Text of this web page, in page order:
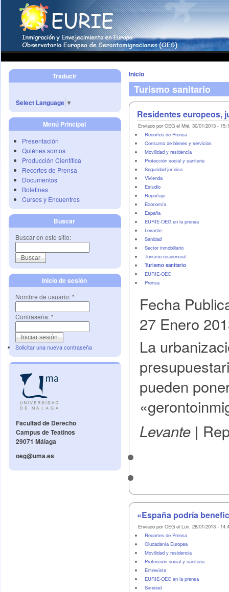
Traducir
Select Language ▼
Menú Principal
Presentación
Quiénes somos
Producción Científica
Recortes de Prensa
Documentos
Boletines
Cursos y Encuentros
Buscar
Buscar en este sitio:
Inicio de sesión
Nombre de usuario:*
Contraseña:*
Solicitar una nueva contraseña
Facultad de Derecho
Campus de Teatinos
29071 Málaga
oeg@uma.es
Inicio
Turismo sanitario
Residentes europeos,
Enviado por OEG el Mié, 30/01/2013 -
Recortes de Prensa
Consumo de bienes y servicios
Movilidad y residencia
Protección social y sanitaria
Seguridad jurídica
Vivienda
Estudio
Reportaje
Economí­a
España
EURIE-OEG en la prensa
Levante
Sanidad
Sector inmobiliario
Turismo residencial
Turismo sanitario
EURIE-OEG
Prensa
Fecha
27 Enero
La
pueden
Levante |
«España podría
Enviado por OEG el Lun, 28/01/2013 -
Recortes de Prensa
Ciudadanía Europea
Movilidad y residencia
Protección social y sanitaria
Entrevista
EURIE-OEG en la prensa
Sanidad